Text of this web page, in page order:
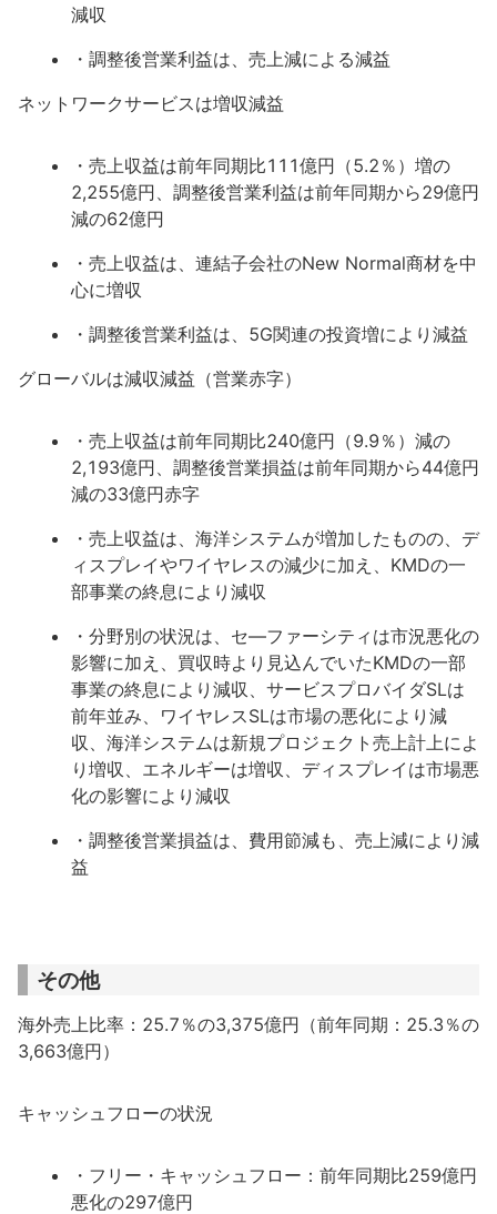
減収
・調整後営業利益は、売上減による減益
ネットワークサービスは増収減益
・売上収益は前年同期比111億円（5.2％）増の
2,255億円、調整後営業利益は前年同期から29億円
減の62億円
・売上収益は、連結子会社のNew Normal商材を中
心に増収
・調整後営業利益は、5G関連の投資増により減益
グローバルは減収減益（営業赤字）
・売上収益は前年同期比240億円（9.9％）減の
2,193億円、調整後営業損益は前年同期から44億円
減の33億円赤字
・売上収益は、海洋システムが増加したものの、デ
ィスプレイやワイヤレスの減少に加え、KMDの一
部事業の終息により減収
・分野別の状況は、セ―ファーシティは市況悪化の
影響に加え、買収時より見込んでいたKMDの一部
事業の終息により減収、サービスプロバイダSLは
前年並み、ワイヤレスSLは市場の悪化により減
収、海洋システムは新規プロジェクト売上計上によ
り増収、エネルギーは増収、ディスプレイは市場悪
化の影響により減収
・調整後営業損益は、費用節減も、売上減により減
益
その他
海外売上比率：25.7％の3,375億円（前年同期：25.3％の
3,663億円）
キャッシュフローの状況
・フリー・キャッシュフロー：前年同期比259億円
悪化の297億円